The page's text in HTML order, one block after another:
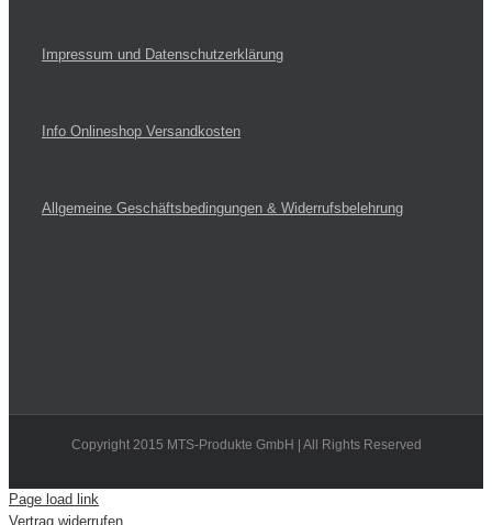
Impressum und Datenschutzerklärung
Info Onlineshop Versandkosten
Allgemeine Geschäftsbedingungen & Widerrufsbelehrung
Copyright 2015 MTS-Produkte GmbH | All Rights Reserved
Page load link
Vertrag widerrufen